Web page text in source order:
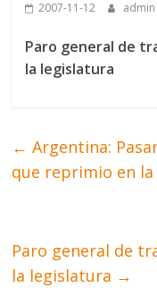
2007-11-12 admin
Paro general de
la legislatura
← Argentina:
que reprimio en
Paro general de
la legislatura →